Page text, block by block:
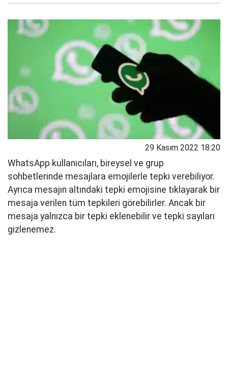
29 Kasım 2022 18:20
WhatsApp kullanıcıları, bireysel ve grup
sohbetlerinde mesajlara emojilerle tepki verebiliyor.
Ayrıca mesajın altındaki tepki emojisine tıklayarak bir
mesaja verilen tüm tepkileri görebilirler. Ancak bir
mesaja yalnızca bir tepki eklenebilir ve tepki sayıları
gizlenemez.